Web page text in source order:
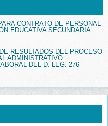
CONTRATO DE PERSONAL
EDUCATIVA SECUNDARIA
RESULTADOS DEL PROCESO
ADMINISTRATIVO
DEL D. LEG. 276